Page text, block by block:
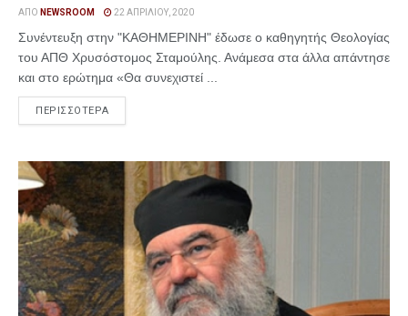
ΑΠΌ NEWSROOM 22 ΑΠΡΙΛΊΟΥ, 2020
Συνέντευξη στην "ΚΑΘΗΜΕΡΙΝΗ" έδωσε ο καθηγητής Θεολογίας
του ΑΠΘ Χρυσόστομος Σταμούλης. Ανάμεσα στα άλλα απάντησε
και στο ερώτημα «Θα συνεχιστεί ...
ΠΕΡΙΣΣΟΤΕΡΑ